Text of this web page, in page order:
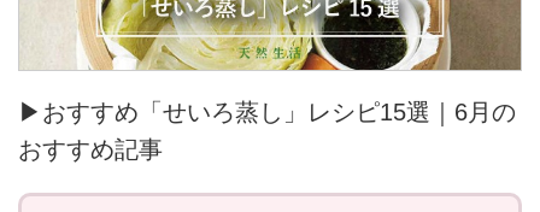
▶おすすめ「せいろ蒸し」レシピ15選｜6月の
おすすめ記事